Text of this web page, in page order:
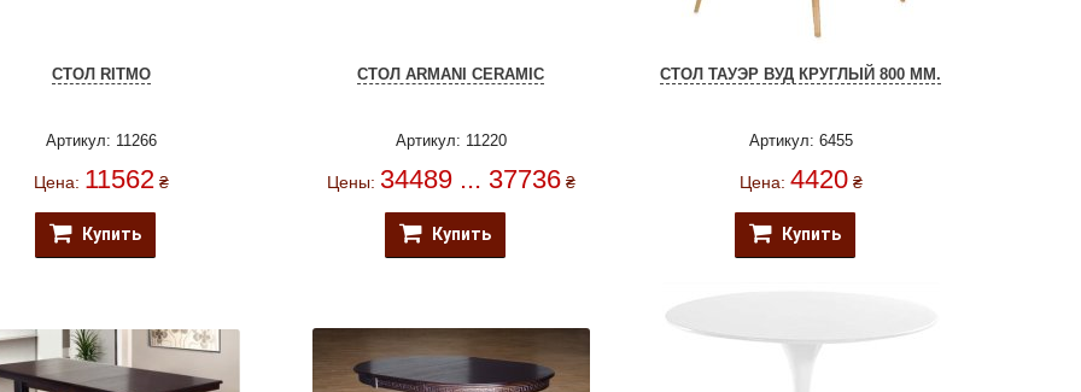
СТОЛ RITMO
Артикул: 11266
Цена: 11562 ₴
Купить
СТОЛ ARMANI CERAMIC
Артикул: 11220
Цены: 34489 ... 37736 ₴
Купить
СТОЛ ТАУЭР ВУД КРУГЛЫЙ 800 ММ.
Артикул: 6455
Цена: 4420 ₴
Купить